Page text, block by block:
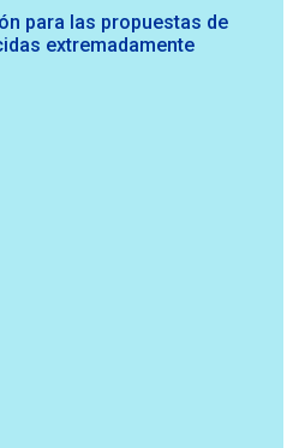
para las propuestas de
extremadamente